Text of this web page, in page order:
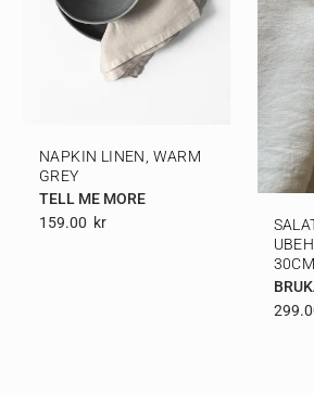
NAPKIN LINEN, WARM
GREY
TELL ME MORE
159.00 Kr
30CM